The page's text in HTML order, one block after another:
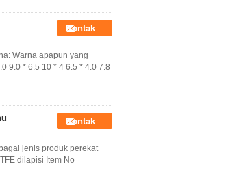
Kontak
Warna apapun yang
9.0 * 6.5 10 * 4 6.5 * 4.0 7.8
Kontak
jenis produk perekat
dilapisi Item No